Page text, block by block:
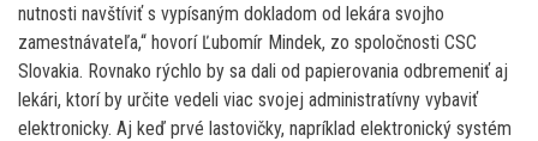
nutnosti navštíviť s vypísaným dokladom od lekára svojho
zamestnávateľa,“ hovorí Ľubomír Mindek, zo spoločnosti CSC
Slovakia. Rovnako rýchlo by sa dali od papierovania odbremeniť aj
lekári, ktorí by určite vedeli viac svojej administratívny vybaviť
elektronicky. Aj keď prvé lastovičky, napríklad elektronický systém